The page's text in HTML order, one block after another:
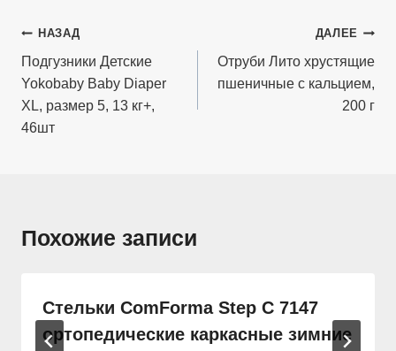
Навигация
по
записям
НАЗАД
Подгузники Детские
Yokobaby Baby Diaper
XL, размер 5, 13 кг+,
46шт
ДАЛЕЕ
Отруби Лито хрустящие
пшеничные с кальцием,
200 г
Похожие записи
Стельки ComForma Step C 7147
ортопедические каркасные зимние